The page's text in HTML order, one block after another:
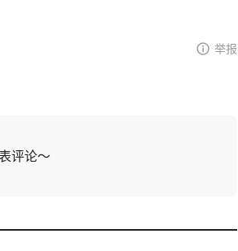
举报
评论～